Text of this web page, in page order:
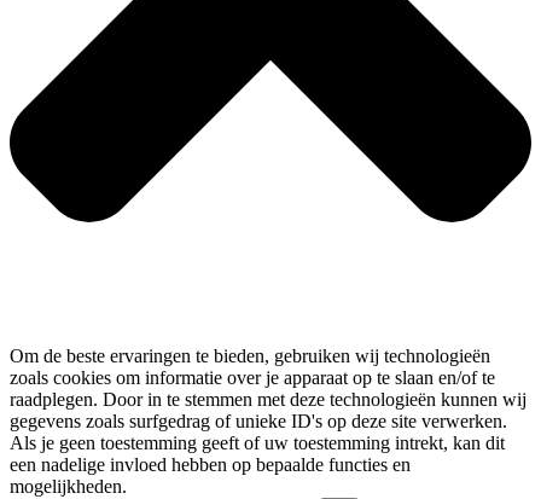
Om de beste ervaringen te bieden, gebruiken wij technologieën
zoals cookies om informatie over je apparaat op te slaan en/of te
raadplegen. Door in te stemmen met deze technologieën kunnen wij
gegevens zoals surfgedrag of unieke ID's op deze site verwerken.
Als je geen toestemming geeft of uw toestemming intrekt, kan dit
een nadelige invloed hebben op bepaalde functies en
mogelijkheden.